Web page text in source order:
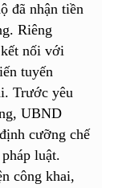
đã nhận tiền
Riêng
nối với
tuyến
Trước yêu
UBND
cưỡng chế
luật.
công khai,